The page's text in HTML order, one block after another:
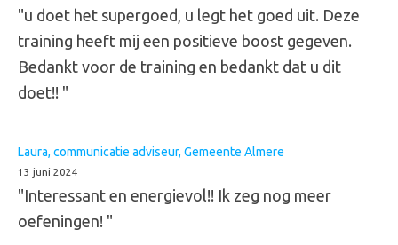
"u doet het supergoed, u legt het goed uit. Deze
training heeft mij een positieve boost gegeven.
Bedankt voor de training en bedankt dat u dit
doet!! "
Laura, communicatie adviseur, Gemeente Almere
13 juni 2024
"Interessant en energievol!! Ik zeg nog meer
oefeningen! "